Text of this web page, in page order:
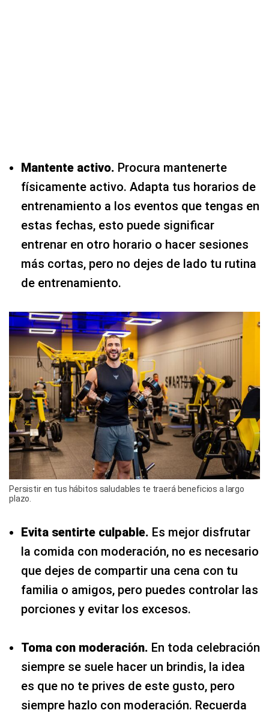
Mantente activo. Procura mantenerte
físicamente activo. Adapta tus horarios de
entrenamiento a los eventos que tengas en
estas fechas, esto puede significar
entrenar en otro horario o hacer sesiones
más cortas, pero no dejes de lado tu rutina
de entrenamiento.
Persistir en tus hábitos saludables te traerá beneficios a largo
plazo.
Evita sentirte culpable. Es mejor disfrutar
la comida con moderación, no es necesario
que dejes de compartir una cena con tu
familia o amigos, pero puedes controlar las
porciones y evitar los excesos.
Toma con moderación. En toda celebración
siempre se suele hacer un brindis, la idea
es que no te prives de este gusto, pero
siempre hazlo con moderación. Recuerda